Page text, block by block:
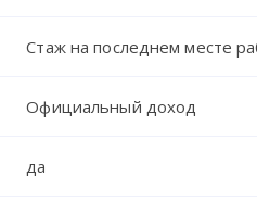
Стаж на последнем месте
Официальный доход
да